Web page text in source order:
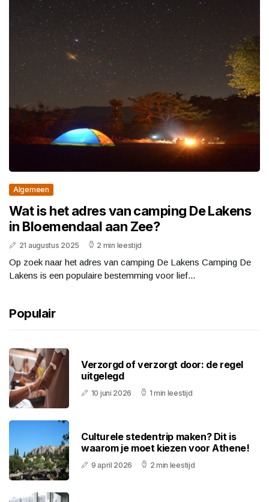
Algemeen
Wat is het adres van camping De Lakens
in Bloemendaal aan Zee?
21 augustus 2025 2 min leestijd
Op zoek naar het adres van camping De Lakens Camping De
Lakens is een populaire bestemming voor lief...
Populair
Verzorgd of verzorgt door: de regel
uitgelegd
10 juni 2026 1 min leestijd
Culturele stedentrip maken? Dit is
waarom je moet kiezen voor Athene!
9 april 2026 2 min leestijd